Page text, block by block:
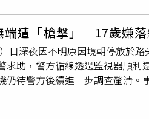
「一卡通iPASS MONEY」APP
無需特地前往實體據點或機台。
額的狀況，保障了用戶的每一筆
設施，而是隨時隨地、一指搞定
曹員傷勢已穩定，僅右手小指
避免類似事件再次發生。
端遭「槍擊」 17歲嫌落
日深夜因不明原因境朝停放於
求助，警方循線透過監視器順
仍待警方後續進一步調查釐清
名原因朝一旁停放的白色箱型
愛車旁，發現車窗竟無端遭人